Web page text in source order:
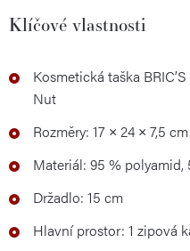
Klíčové vlastnosti
Kosmetická taška
Nut
Rozměry: 17 × 24 × 7,5
Materiál: 95 % polyamid,
Držadlo: 15 cm
Hlavní prostor: 1 zipová